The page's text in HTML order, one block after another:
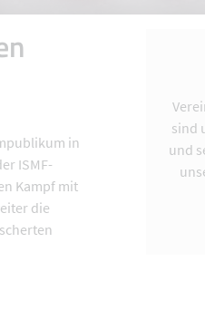
in
ISMF-
Kampf mit
die
sind
und